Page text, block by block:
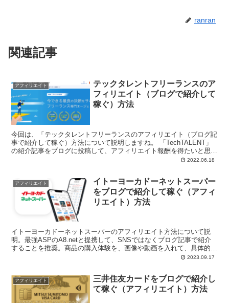
ranran
関連記事
アフィリエイト
テックタレントフリーランスのア
フィリエイト（ブログで紹介して
稼ぐ）方法
今回は、「テックタレントフリーランスのアフィリエイト（ブログ記
事で紹介して稼ぐ）方法について説明しますね。 「TechTALENT」
の紹介記事をブログに投稿して、アフィリエイト報酬を得たいと思っ
2022.06.18
アフィリエイト
イトーヨーカドーネットスーパー
をブログで紹介して稼ぐ（アフィ
リエイト）方法
イトーヨーカドーネットスーパーのアフィリエイト方法について説
明。最強ASPのA8.netと提携して、SNSではなくブログ記事で紹介
することを推奨。商品の購入体験を、画像や動画を入れて、具体的に
2023.09.17
アフィリエイト
三井住友カードをブログで紹介し
て稼ぐ（アフィリエイト）方法